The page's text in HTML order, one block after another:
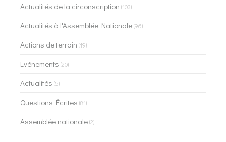
Actualités de la circonscription (103)
Actualités à l'Assemblée Nationale(96)
Actions de terrain (19)
Evénements (20)
Actualités (5)
Questions Écrites (81)
Assemblée nationale(2)